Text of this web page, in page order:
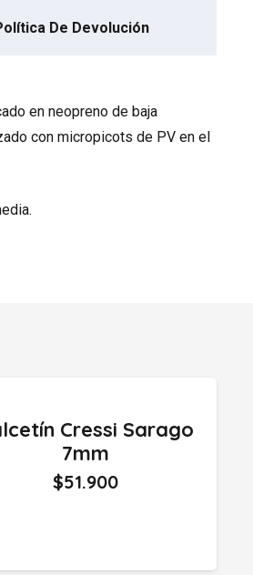
De Devolución
en neopreno de baja
con micropicots de PV en el
Cressi Sarago
7mm
$51.900